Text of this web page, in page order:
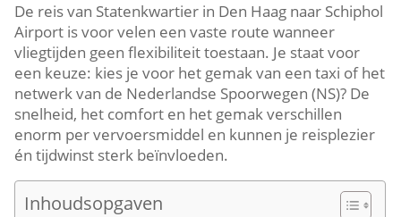
De reis van Statenkwartier in Den Haag naar Schiphol
Airport is voor velen een vaste route wanneer
vliegtijden geen flexibiliteit toestaan. Je staat voor
een keuze: kies je voor het gemak van een taxi of het
netwerk van de Nederlandse Spoorwegen (NS)? De
snelheid, het comfort en het gemak verschillen
enorm per vervoersmiddel en kunnen je reisplezier
én tijdwinst sterk beïnvloeden.
Inhoudsopgaven